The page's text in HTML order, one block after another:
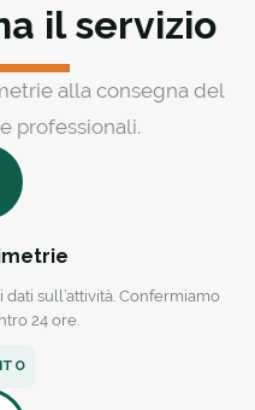
il servizio
alla consegna del
professionali.
sull’attività. Confermiamo
24 ore.